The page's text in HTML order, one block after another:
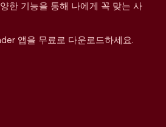
한 기능을 통해 나에게 꼭 맞는 사
앱을 무료로 다운로드하세요.